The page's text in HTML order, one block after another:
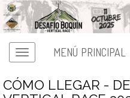
MENÚ PRINCIPAL
CÓMO LLEGAR -